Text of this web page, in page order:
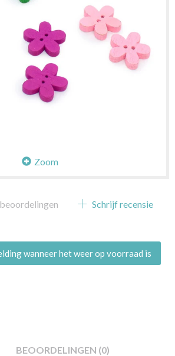
Zoom
beoordelingen Schrijf recensie
wanneer het weer op voorraad is
BEOORDELINGEN (0)